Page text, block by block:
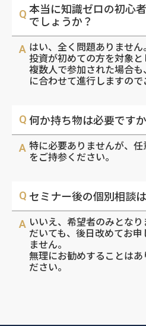
本当に知識ゼロの初心
でしょうか？
はい、全く問題ありませ
投資が初めての方を対象と
複数人で参加された場合
に合わせて進行しますので
何か持ち物は必要です
特に必要ありませんが、
をご持参ください。
セミナー後の個別相談
いいえ、希望者のみとな
だいても、後日改めてお
ません。
無理にお勧めすることは
ださい。